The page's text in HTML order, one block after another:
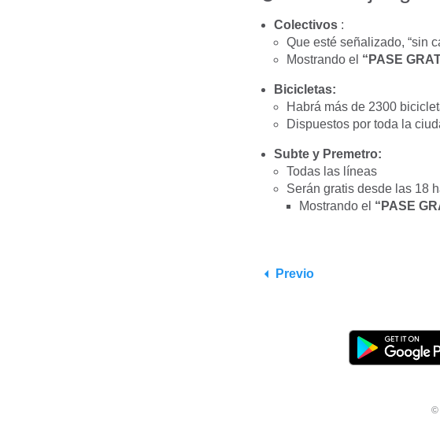
Colectivos :
Que esté señalizado, “sin
Mostrando el “PASE
Bicicletas:
Habrá más de 2300
Dispuestos por toda la
Subte y Premetro:
Todas las líneas
Serán gratis desde las 18
Mostrando el “PASE
Previo
©